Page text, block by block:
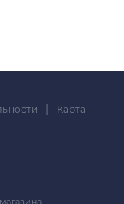
|
Карта
-